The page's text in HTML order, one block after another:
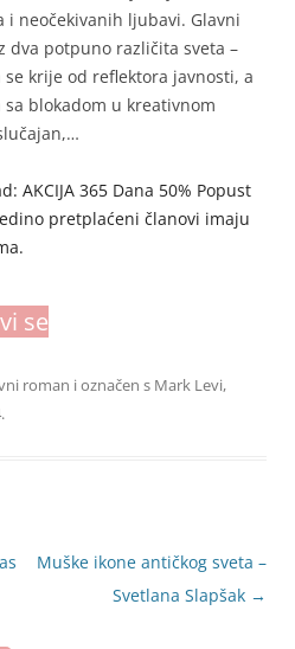
neočekivanih ljubavi. Glavni
dva potpuno različita sveta –
krije od reflektora javnosti, a
blokadom u kreativnom
AKCIJA 365 Dana 50% Popust
pretplaćeni članovi imaju
se
roman i označen s Mark Levi,
.
Muške ikone antičkog sveta –
Svetlana Slapšak →